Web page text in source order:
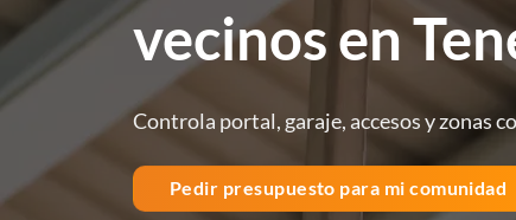
vecinos en
Controla portal, garaje, accesos y zonas
Pedir presupuesto para mi comunidad